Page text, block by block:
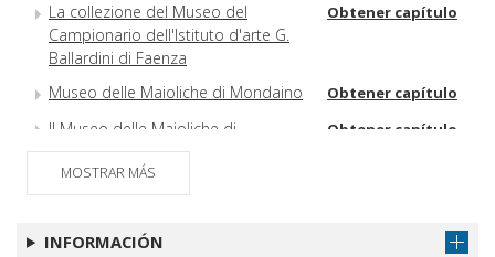
La collezione del Museo del
Campionario dell'Istituto d'arte G.
Ballardini di Faenza
Obtener capítulo
Museo delle Maioliche di Mondaino Obtener capítulo
Il Museo delle Maioliche di
Mondaino (Rimini)
Obtener capítulo
Le maioliche della donazione
Obtener capítulo
MOSTRAR MÁS
INFORMACIÓN